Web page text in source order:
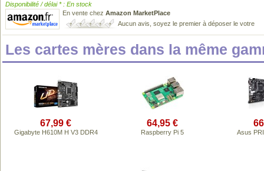
Disponibilité / délai * : En stock
En vente chez Amazon MarketPlace
Aucun avis, soyez le premier à déposer le votre
Les cartes mères dans la même
67,99 €
Gigabyte H610M H V3 DDR4
64,95 €
Raspberry Pi 5 Asus